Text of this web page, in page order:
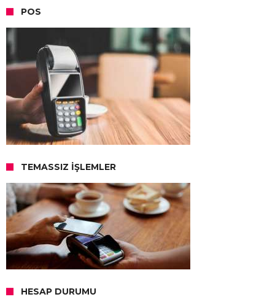
POS
TEMASSIZ İŞLEMLER
HESAP DURUMU